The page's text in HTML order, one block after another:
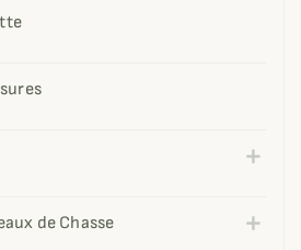
de Chasse